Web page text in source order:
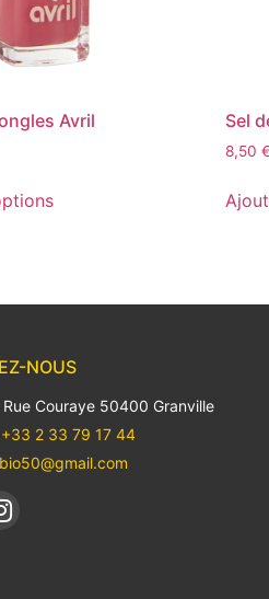
Avril Sel
8,50 €
NOUS
Couraye 50400 Granville
+33 2 33 79 17 44